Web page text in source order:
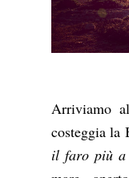
Arriviamo al
costeggia la
il faro più a